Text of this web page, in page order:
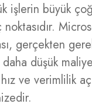
işlerin büyük
noktasıdır.
gerçekten
daha düşük
ve verimlilik